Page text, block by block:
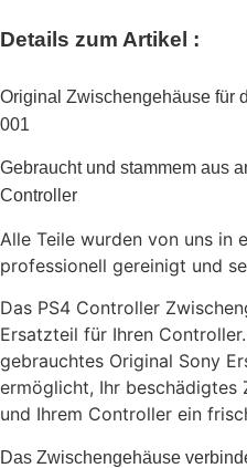
Ersatzteil
gebraucht
Menge
Details zum Artikel :
Original Zwischengehäuse für
001
Gebraucht und stammem aus
Controller
Alle Teile wurden von uns in
professionell gereinigt und
Das PS4 Controller
Ersatzteil für Ihren
gebrauchtes Original Sony
ermöglicht, Ihr beschädigtes
und Ihrem Controller ein
Das Zwischengehäuse